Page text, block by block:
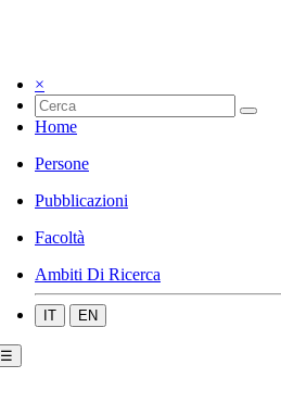
×
Home
Persone
Pubblicazioni
Facoltà
Ambiti Di Ricerca
IT EN
☰